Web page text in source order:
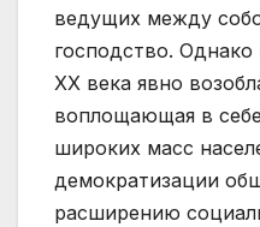
ведущих между
господство.
ХХ века явно
воплощающая в
широких масс
демократизации
расширению